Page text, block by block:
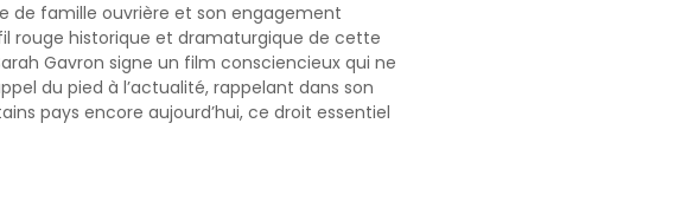
de famille ouvrière et son engagement
rouge historique et dramaturgique de cette
Gavron signe un film consciencieux qui ne
du pied à l’actualité, rappelant dans son
pays encore aujourd’hui, ce droit essentiel